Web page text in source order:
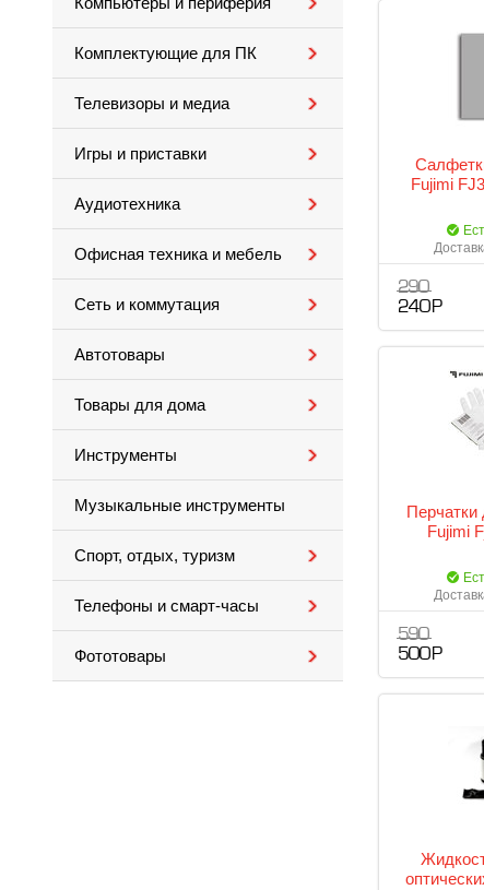
Комплектующие для ПК
Телевизоры и медиа
Игры и приставки
Аудиотехника
Офисная техника и мебель
Сеть и коммутация
Автотовары
Товары для дома
Инструменты
Музыкальные инструменты
Спорт, отдых, туризм
Телефоны и смарт-часы
Фототовары
Fujimi
290
240 Р
Fujimi
590
500 Р